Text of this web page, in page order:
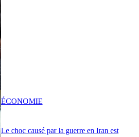
Le choc causé par la guerre en Iran est
ÉCONOMIE